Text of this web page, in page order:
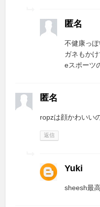
匿名
不健康っ
ガネもか
eスポーツ
匿名
ropzは顔かわいい
返信
Yuki
sheesh最